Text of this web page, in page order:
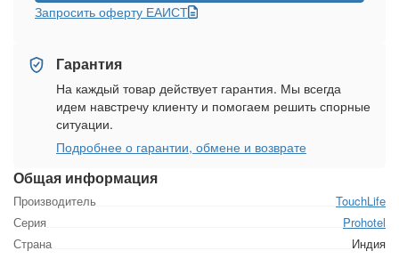
Общая информация
Производитель
TouchLife
Серия
Prohotel
Страна
Индия
Запросить оферту ЕАИСТ
Гарантия
На каждый товар действует гарантия. Мы всегда
идем навстречу клиенту и помогаем решить спорные
ситуации.
Подробнее о гарантии, обмене и возврате